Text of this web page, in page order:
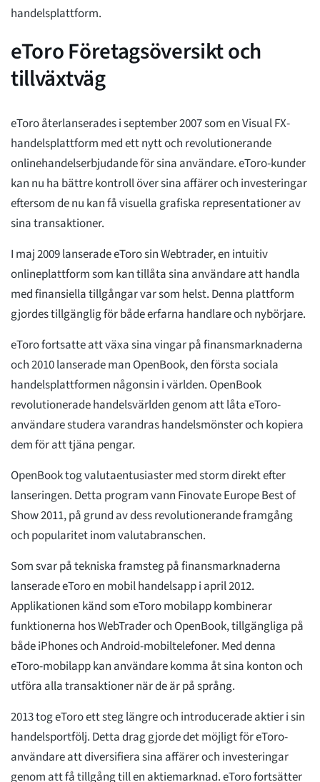
handelsplattform.
eToro Företagsöversikt och
tillväxtväg
eToro återlanserades i september 2007 som en Visual FX-
handelsplattform med ett nytt och revolutionerande
onlinehandelserbjudande för sina användare. eToro-kunder
kan nu ha bättre kontroll över sina affärer och investeringar
eftersom de nu kan få visuella grafiska representationer av
sina transaktioner.
I maj 2009 lanserade eToro sin Webtrader, en intuitiv
onlineplattform som kan tillåta sina användare att handla
med finansiella tillgångar var som helst. Denna plattform
gjordes tillgänglig för både erfarna handlare och nybörjare.
eToro fortsatte att växa sina vingar på finansmarknaderna
och 2010 lanserade man OpenBook, den första sociala
handelsplattformen någonsin i världen. OpenBook
revolutionerade handelsvärlden genom att låta eToro-
användare studera varandras handelsmönster och kopiera
dem för att tjäna pengar.
OpenBook tog valutaentusiaster med storm direkt efter
lanseringen. Detta program vann Finovate Europe Best of
Show 2011, på grund av dess revolutionerande framgång
och popularitet inom valutabranschen.
Som svar på tekniska framsteg på finansmarknaderna
lanserade eToro en mobil handelsapp i april 2012.
Applikationen känd som eToro mobilapp kombinerar
funktionerna hos WebTrader och OpenBook, tillgängliga på
både iPhones och Android-mobiltelefoner. Med denna
eToro-mobilapp kan användare komma åt sina konton och
utföra alla transaktioner när de är på språng.
2013 tog eToro ett steg längre och introducerade aktier i sin
handelsportfölj. Detta drag gjorde det möjligt för eToro-
användare att diversifiera sina affärer och investeringar
genom att få tillgång till en aktiemarknad. eToro fortsätter